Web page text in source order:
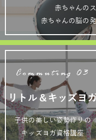
赤ちゃんの
赤ちゃんの脳の
Commuting 03
リトル＆キッズヨ
子供の美しい姿勢作りの
キッズヨガ資格講座